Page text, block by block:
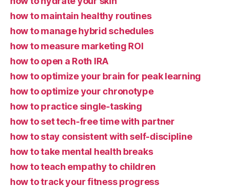
how to maintain healthy routines
how to manage hybrid schedules
how to measure marketing ROI
how to open a Roth IRA
how to optimize your brain for peak learning
how to optimize your chronotype
how to practice single-tasking
how to set tech-free time with partner
how to stay consistent with self-discipline
how to take mental health breaks
how to teach empathy to children
how to track your fitness progress